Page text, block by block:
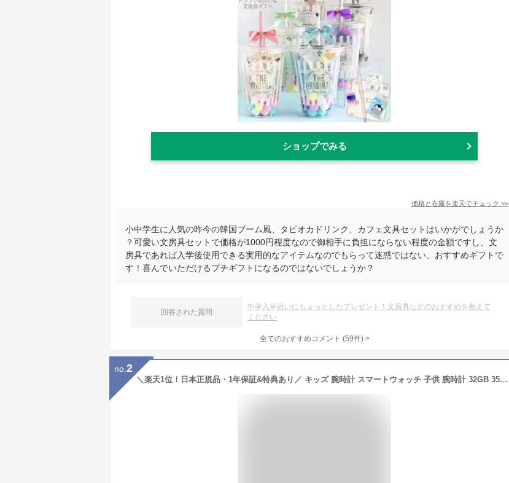
ショップでみる
価格と在庫を楽天でチェック >>
小中学生に人気の昨今の韓国ブーム風、タピオカドリンク、カフェ文具セットはいかがでしょうか
？可愛い文房具セットで価格が1000円程度なので御相手に負担にならない程度の金額ですし、文
房具であれば入学後使用できる実用的なアイテムなのでもらって迷惑ではない、おすすめギフトで
す！喜んでいただけるプチギフトになるのではないでしょうか？
回答された質問
中学入学祝いにちょっとしたプレゼント！文房具などのおすすめを教えて
ください
全てのおすすめコメント (59件) >
no. 2
＼楽天1位！日本正規品・1年保証&特典あり／ キッズ 腕時計 スマートウォッチ 子供 腕時計 32GB 35万画素 カメラ 大画面 録画録音 ゲーム 音楽 アラーム 歩数計 知育玩具 4歳 5歳 6歳 7歳 8歳 9歳 10歳 男の子 女の子 おもちゃ 小学生 子供 誕生日 クリスマスプレゼント 人気